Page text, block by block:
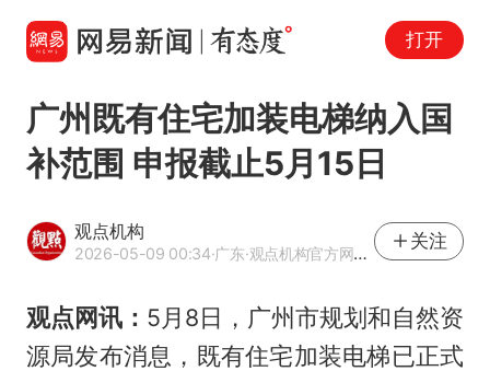
打开
广州既有住宅加装电梯纳入国
补范围 申报截止5月15日
观点机构
2026-05-09 00:34·广东·观点机构官方网易号
关注
观点网讯： 5月8日，广州市规划和自然资
源局发布消息，既有住宅加装电梯已正式